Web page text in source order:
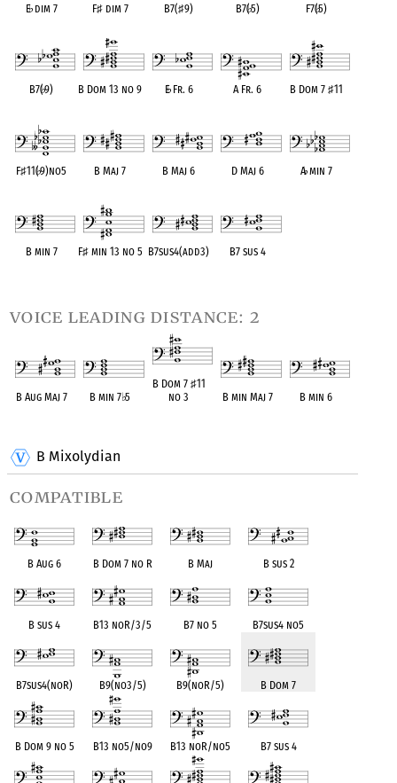
B Mixolydian
compatible
B Aug 6 B Dom 7 no R B Maj B sus 2
B sus 4 B13 noR/3/5 B7 no 5 B7sus4 no5
B7sus4(noR) B9(no3/5) B9(noR/5) B Dom 7
B Dom 9 no 5 B13 no5/no9 B13 noR/no5 B7 sus 4
E♭dim 7 F♯dim 7 B7(♯9) B7(♭5) F7(♭5)
B7(♭9) B Dom 13 no 9 E♭Fr. 6 A Fr. 6 B Dom 7 ♯11
F♯11(♭9)no5 B Maj 7 B Maj 6 D Maj 6 A♭min 7
B min 7 F♯min 13 no 5 B7sus4(add3) B7 sus 4
voice leading distance: 2
B Aug Maj 7 B min 7♭5
B Dom 7 ♯11
no 3
B min Maj 7 B min 6